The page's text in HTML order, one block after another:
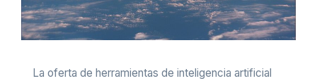
La oferta de herramientas de inteligencia artificial